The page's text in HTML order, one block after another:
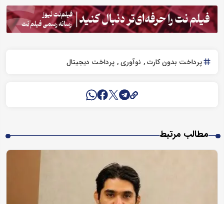
پرداخت بدون کارت نوآوری پرداخت دیجیتال
مطالب مرتبط